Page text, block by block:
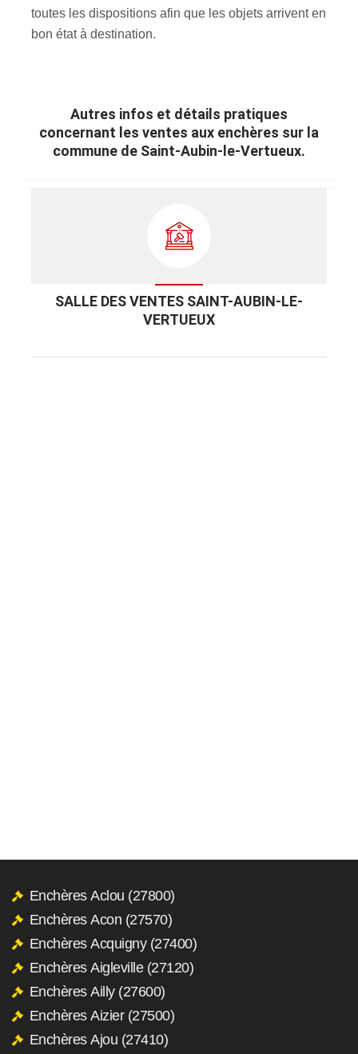
toutes les dispositions afin que les objets arrivent en
bon état à destination.
Autres infos et détails pratiques
concernant les ventes aux enchères sur la
commune de Saint-Aubin-le-Vertueux.
SALLE DES VENTES SAINT-AUBIN-LE-
VERTUEUX
Enchères Aclou (27800)
Enchères Acon (27570)
Enchères Acquigny (27400)
Enchères Aigleville (27120)
Enchères Ailly (27600)
Enchères Aizier (27500)
Enchères Ajou (27410)